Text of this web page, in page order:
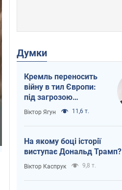
Думки
Кремль переносить
війну в тил Європи:
під загрозою
критична логістика
Віктор Ягун 11,6 т.
На якому боці історії
виступає Дональд Трамп?
Віктор Каспрук 9,8 т.